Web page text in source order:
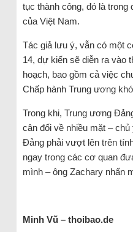
tục thành công, đó là trong
của Việt Nam.
Tác giả lưu ý, vẫn có một
14, dự kiến sẽ diễn ra vào
hoạch, bao gồm cả việc
Chấp hành Trung ương
Trong khi, Trung ương
cân đối về nhiều mặt –
Đảng phải vượt lên trên
ngay trong các cơ quan
mình – ông Zachary nhấn
Minh Vũ – thoibao.de